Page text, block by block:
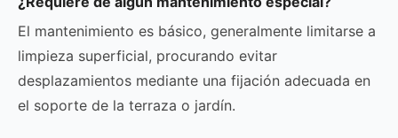
El mantenimiento es básico, generalmente limitarse a
limpieza superficial, procurando evitar
desplazamientos mediante una fijación adecuada en
el soporte de la terraza o jardín.